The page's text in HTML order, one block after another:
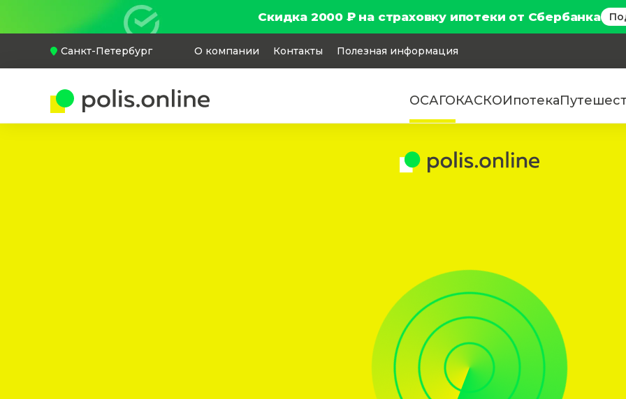
Скидка 2000 ₽ на страховку ипотеки от Сбербанка
Санкт-Петербург О компании Контакты Полезная информация
ОСАГОКАСКОИпотека